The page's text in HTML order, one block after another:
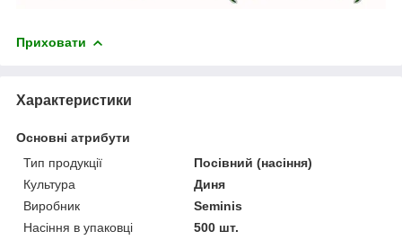
Приховати
Характеристики
Основні атрибути
Тип продукції
Посівний (насіння)
Культура
Диня
Виробник
Seminis
Насіння в упаковці
500 шт.